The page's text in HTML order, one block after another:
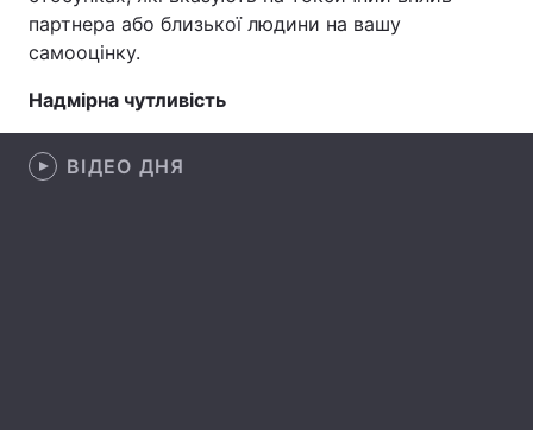
Техно і зв'язок Лайт
Здоров'я Туризм
Цікавинки
партнера або близької людини на вашу
самооцінку.
Надмірна чутливість
ВІДЕО ДНЯ